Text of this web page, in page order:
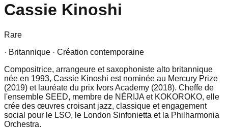
Cassie Kinoshi
Rare
· Britannique · Création contemporaine
Compositrice, arrangeure et saxophoniste alto britannique
née en 1993, Cassie Kinoshi est nominée au Mercury Prize
(2019) et lauréate du prix Ivors Academy (2018). Cheffe de
l'ensemble SEED, membre de NÉRIJA et KOKOROKO, elle
crée des œuvres croisant jazz, classique et engagement
social pour le LSO, le London Sinfonietta et la Philharmonia
Orchestra.